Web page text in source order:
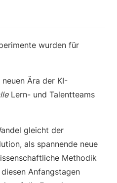
wurden für
Ära der KI-
Lern- und Talentteams
gleicht der
als spannende neue
Methodik
Anfangstagen